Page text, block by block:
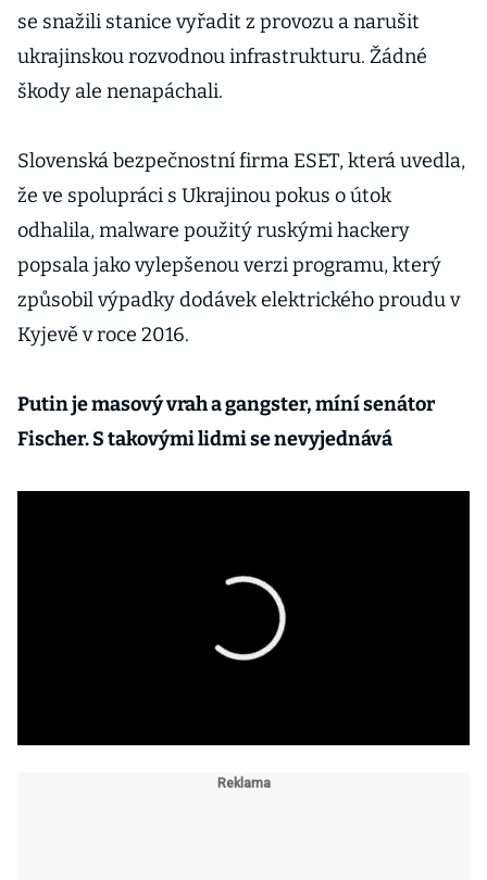
se snažili stanice vyřadit z provozu a narušit
ukrajinskou rozvodnou infrastrukturu. Žádné
škody ale nenapáchali.
Slovenská bezpečnostní firma ESET, která uvedla,
že ve spolupráci s Ukrajinou pokus o útok
odhalila, malware použitý ruskými hackery
popsala jako vylepšenou verzi programu, který
způsobil výpadky dodávek elektrického proudu v
Kyjevě v roce 2016.
Putin je masový vrah a gangster, míní senátor
Fischer. S takovými lidmi se nevyjednává